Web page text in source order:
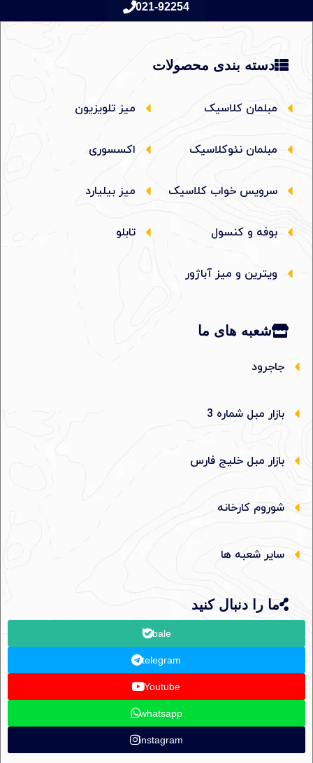
021-92254
دسته بندی محصولات
مبلمان کلاسیک
مبلمان نئوکلاسیک
سرویس خواب کلاسیک
بوفه و کنسول
ویترین و میز آباژور
میز تلویزیون
اکسسوری
میز بیلیارد
تابلو
شعبه های ما
جاجرود
بازار مبل شماره 3
بازار مبل خلیج فارس
شوروم کارخانه
سایر شعبه ها
ما را دنبال کنید
bale
telegram
Youtube
whatsapp
instagram